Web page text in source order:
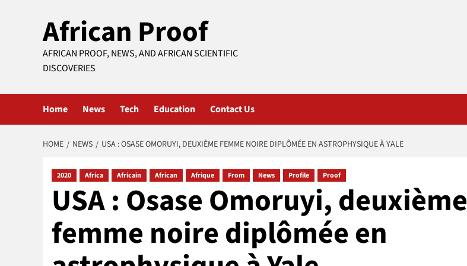
African Proof
AFRICAN PROOF, NEWS, AND AFRICAN SCIENTIFIC
DISCOVERIES
Home News Tech Education Contact Us
HOME NEWS USA : OSASE OMORUYI, DEUXIÈME FEMME NOIRE DIPLÔMÉE EN ASTROPHYSIQUE À YALE
2020 Africa Africain African Afrique From News Profile Proof
USA : Osase Omoruyi, deuxième
femme noire diplômée en